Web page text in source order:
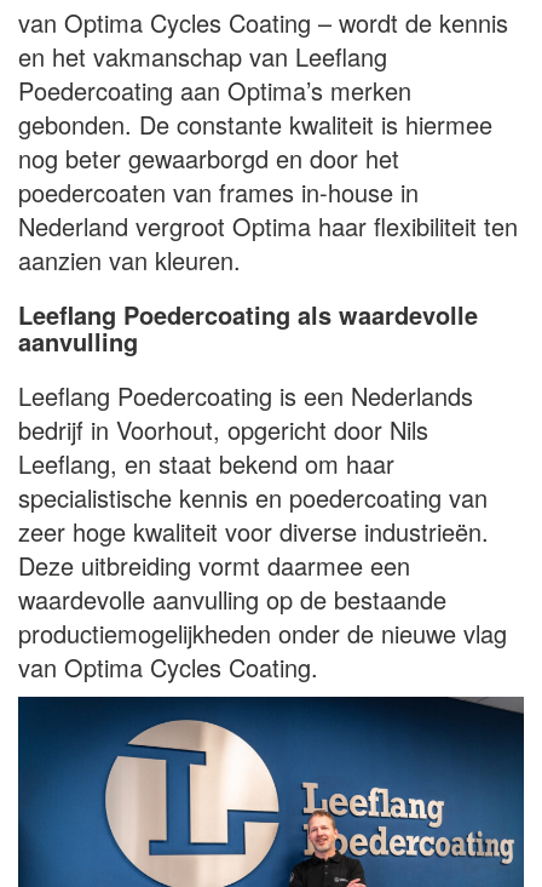
van Optima Cycles Coating – wordt de kennis
en het vakmanschap van Leeflang
Poedercoating aan Optima’s merken
gebonden. De constante kwaliteit is hiermee
nog beter gewaarborgd en door het
poedercoaten van frames in-house in
Nederland vergroot Optima haar flexibiliteit ten
aanzien van kleuren.
Leeflang Poedercoating als waardevolle
aanvulling
Leeflang Poedercoating is een Nederlands
bedrijf in Voorhout, opgericht door Nils
Leeflang, en staat bekend om haar
specialistische kennis en poedercoating van
zeer hoge kwaliteit voor diverse industrieën.
Deze uitbreiding vormt daarmee een
waardevolle aanvulling op de bestaande
productiemogelijkheden onder de nieuwe vlag
van Optima Cycles Coating.